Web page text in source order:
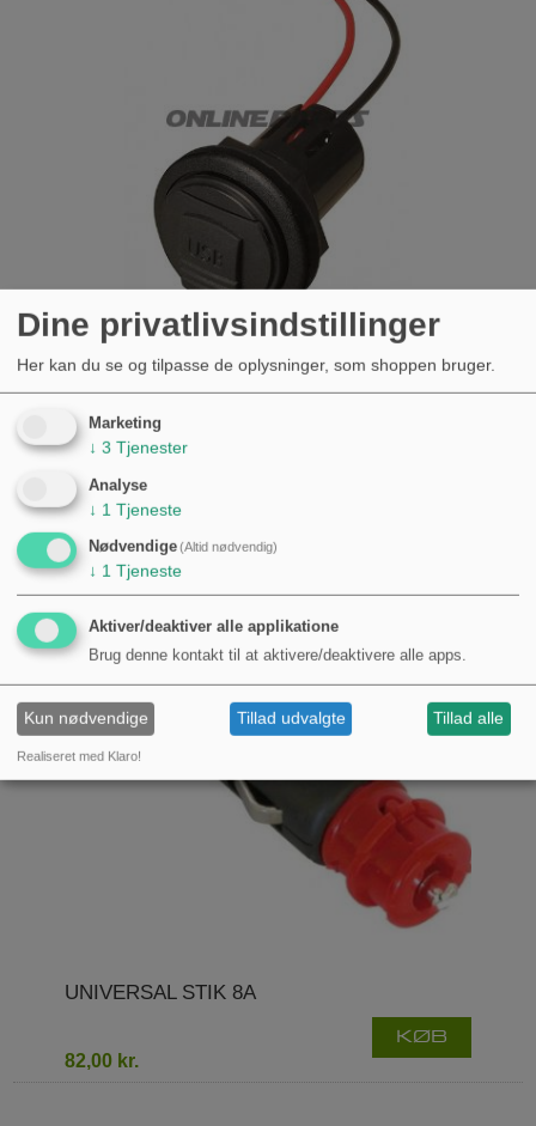
STIKDÅSE POWER USB M+S MED
DÆKSEL
UNIVERSAL STIK 8A
82,00 kr.
KØB
Dine privatlivsindstillinger
Her kan du se og tilpasse de oplysninger, som shoppen bruger.
Marketing
↓ 3 Tjenester
Analyse
↓ 1 Tjeneste
Nødvendige(Altid nødvendig)
↓ 1 Tjeneste
Aktiver/deaktiver alle applikatione
Brug denne kontakt til at aktivere/deaktivere alle apps.
Kun nødvendige Tillad udvalgte Tillad alle
Realiseret med Klaro!